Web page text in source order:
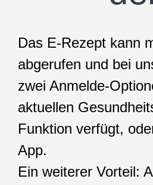
Das E-Rezept kann
abgerufen und bei
zwei Anmelde-
aktuellen
Funktion verfügt,
App.
Ein weiterer Vorteil: